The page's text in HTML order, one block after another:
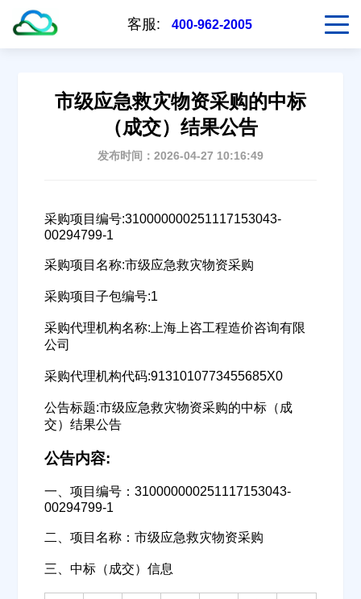
客服: 400-962-2005
市级应急救灾物资采购的中标
（成交）结果公告
发布时间：2026-04-27 10:16:49
采购项目编号:310000000251117153043-
00294799-1
采购项目名称:市级应急救灾物资采购
采购项目子包编号:1
采购代理机构名称:上海上咨工程造价咨询有限
公司
采购代理机构代码:9131010773455685X0
公告标题:市级应急救灾物资采购的中标（成
交）结果公告
公告内容:
一、项目编号：310000000251117153043-
00294799-1
二、项目名称：市级应急救灾物资采购
三、中标（成交）信息